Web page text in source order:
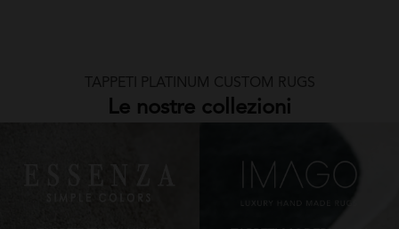
TAPPETI PLATINUM CUSTOM RUGS
Le nostre collezioni